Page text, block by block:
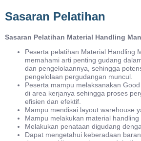
Sasaran Pelatihan
Sasaran Pelatihan Material Handling
Peserta pelatihan Material Handling
memahami arti penting gudang
dan pengelolaannya, sehingga
pengelolaan pergudangan muncul.
Peserta mampu melaksanakan
di area kerjanya sehingga proses
efisien dan efektif.
Mampu mendisai layout warehouse
Mampu melakukan material
Melakukan penataan digudang
Dapat mengetahui keberadaan